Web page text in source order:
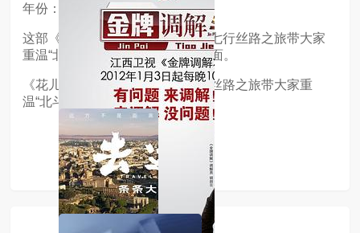
年份：2025
这部《花儿与少年·丝路季》 北斗七行丝路之旅带大家
重温“北斗七行”丝路之旅友情名场面。
《花儿与少年·丝路季》 北斗七行丝路之旅带大家重
温“北斗七行”丝路之旅友情名场面。